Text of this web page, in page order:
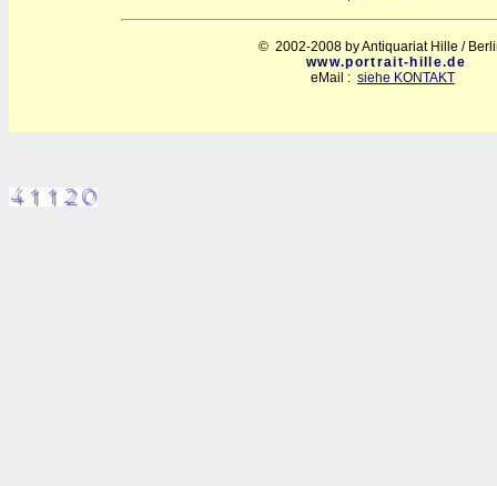
© 2002-2008 by Antiquariat Hille /
www.portrait-hille.de
eMail : siehe KONTAKT